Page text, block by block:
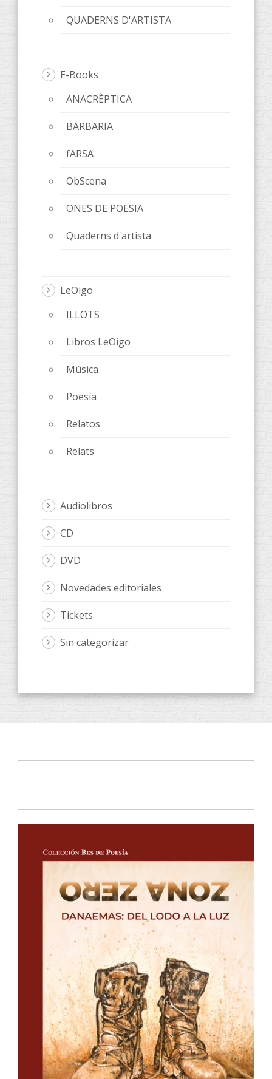
QUADERNS D'ARTISTA
E-Books
ANACRÈPTICA
BARBARIA
fARSA
ObScena
ONES DE POESIA
Quaderns d'artista
LeOigo
ILLOTS
Libros LeOigo
Música
Poesía
Relatos
Relats
Audiolibros
CD
DVD
Novedades editoriales
Tickets
Sin categorizar